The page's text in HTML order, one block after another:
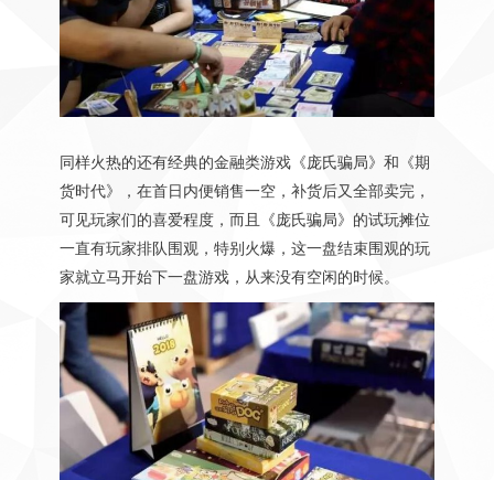
同样火热的还有经典的金融类游戏《庞氏骗局》和《期
货时代》，在首日内便销售一空，补货后又全部卖完，
可见玩家们的喜爱程度，而且《庞氏骗局》的试玩摊位
一直有玩家排队围观，特别火爆，这一盘结束围观的玩
家就立马开始下一盘游戏，从来没有空闲的时候。